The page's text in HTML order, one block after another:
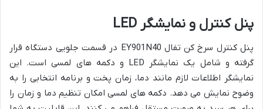
پنل کنترل و نمایشگر LED
پنل کنترل سرخ کن تفال EY901N40 در قسمت جلویی دستگاه قرار
گرفته و شامل یک نمایشگر LED و دکمه های لمسی است. این
نمایشگر اطلاعات لازم مانند دما، زمان پخت و برنامه انتخابی را به
وضوح نمایش می دهد. دکمه های لمسی امکان تنظیم دما و زمان را